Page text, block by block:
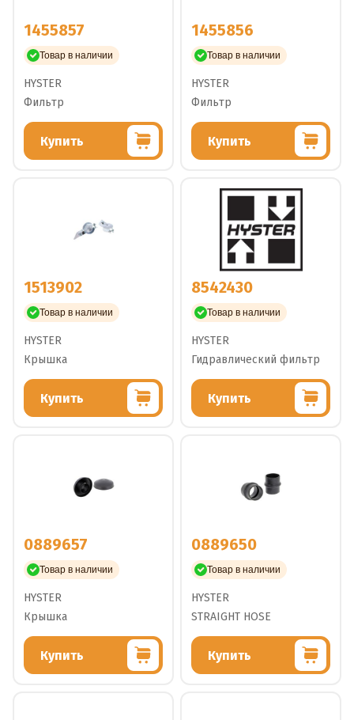
1455857
Товар в наличии
HYSTER
Фильтр
Купить
1455856
Товар в наличии
HYSTER
Фильтр
Купить
1513902
Товар в наличии
HYSTER
Крышка
Купить
8542430
Товар в наличии
HYSTER
Гидравлический фильтр
Купить
0889657
Товар в наличии
HYSTER
Крышка
Купить
0889650
Товар в наличии
HYSTER
STRAIGHT HOSE
Купить